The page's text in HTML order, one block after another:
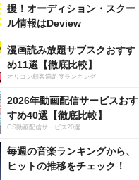
援！オーディション・スクー
ル情報はDeview
漫画読み放題サブスクおすす
め11選【徹底比較】
オリコン顧客満足度ランキング
2026年動画配信サービスおす
すめ40選【徹底比較】
CS動画配信サービス20選
毎週の音楽ランキングから、
ヒットの推移をチェック！